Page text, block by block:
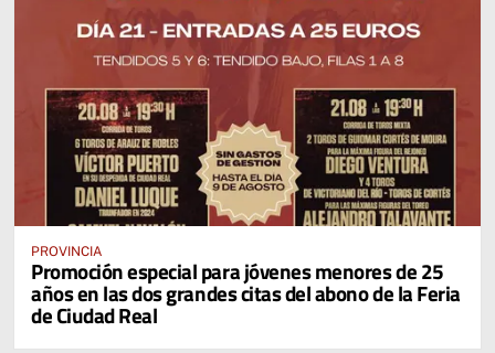
PROVINCIA
Promoción especial para jóvenes menores de 25
años en las dos grandes citas del abono de la Feria
de Ciudad Real